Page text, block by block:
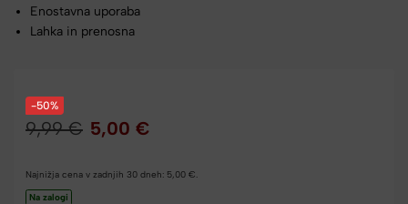
Enostavna uporaba
Lahka in prenosna
-50%
9,99€ 5,00 €
Najnižja cena v zadnjih 30 dneh: 5,00 €
Na zalogi